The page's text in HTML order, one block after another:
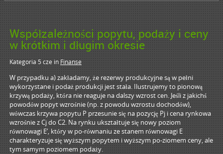
Współzależności popytu, podaży i ceny
w krótkim i długim okresie
Kategoria 5 czeinFinanse
W przypadku a) zakładamy, że rezerwy produkcyjne są w pełni
wykorzystane i podaż produkcji jest stała. Ilustrujemy to pionową
krzywą podaży, która nie reaguje na dalszy wzrost cen. Jeśli z jakichś
powodów popyt wzrośnie (np. z powodu wzrostu dochodów),
wówczas krzywa popytu P przesunie się na pozycję Pj i cena rynkowa
wzrośnie z Cj do C2. Na rynku ukształtuje się nowy poziom
równowagi E’, który w po-równaniu ze stanem równowagi E
charakteryzuje się wyższym popytem i wyższym po-ziomem ceny, ale
tym samym poziomem podaży.